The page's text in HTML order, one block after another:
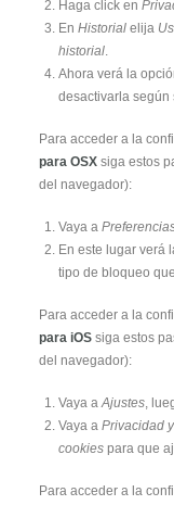
Haga click en
En Historial elija
historial.
Ahora verá la
desactivarla según
Para acceder a la
para OSX siga estos
del navegador):
Vaya a
En este lugar verá
tipo de bloqueo
Para acceder a la
para iOS siga estos
del navegador):
Vaya aAjustes,
Vaya a Privacidad
cookies para que
Para acceder a la